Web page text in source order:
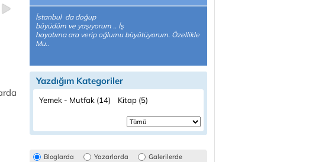
İstanbul da doğup
büyüdüm ve yaşıyorum .. İş
hayatıma ara verip oğlumu büyütüyorum. Özellikle
Mu..
Yazdığım Kategoriler
Yemek - Mutfak (14) Kitap (5)
Bloglarda Yazarlarda Galerilerde